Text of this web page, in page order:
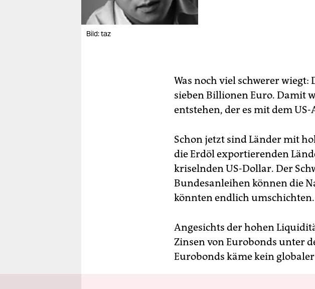
Bild: taz
Was noch viel schwerer
sieben Billionen Euro. Damit
entstehen, der es mit dem
Schon jetzt sind Länder mit
die Erdöl exportierenden
kriselnden US-Dollar. Der
Bundesanleihen können die
könnten endlich umschichten.
Angesichts der hohen
Zinsen von Eurobonds unter
Eurobonds käme kein